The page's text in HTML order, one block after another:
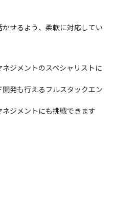
使用しているメンバーが多い
せるよう、柔軟に対応してい
ジメントのスペシャリストに
発も行えるフルスタックエン
ジメントにも挑戦できます